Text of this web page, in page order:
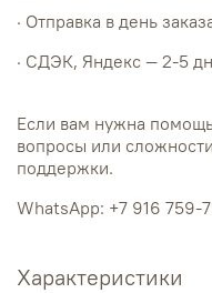
· Отправка в день
· СДЭК, Яндекс — 2-5
Если вам нужна
вопросы или
поддержки.
WhatsApp: +7 916 759-
Характеристики